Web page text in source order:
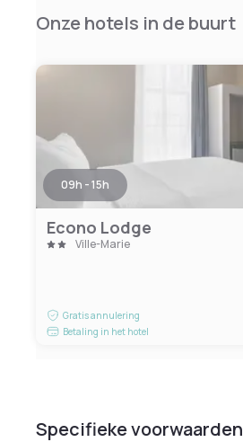
Onze hotels in de buurt
09h - 15h
Econo Lodge
Ville-Marie
Gratis annulering
Betaling in het hotel
Specifieke voorwaarden